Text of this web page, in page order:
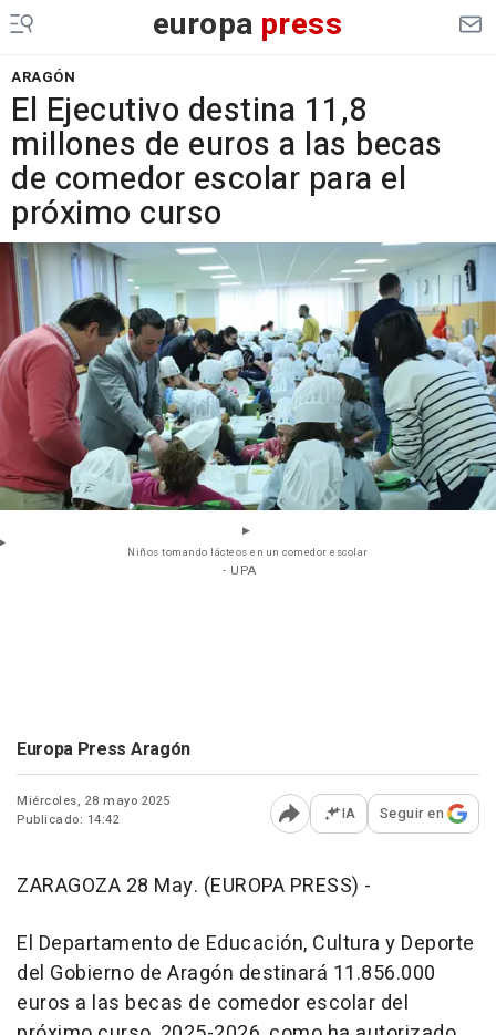
europa press
ARAGÓN
El Ejecutivo destina 11,8
millones de euros a las becas
de comedor escolar para el
próximo curso
Niños tomando lácteos en un comedor escolar
- UPA
Europa Press Aragón
Miércoles, 28 mayo 2025
Publicado: 14:42
Abrir opciones para
IA Seguir en
ZARAGOZA 28 May. (EUROPA PRESS) -
El Departamento de Educación, Cultura y Deporte
del Gobierno de Aragón destinará 11.856.000
euros a las becas de comedor escolar del